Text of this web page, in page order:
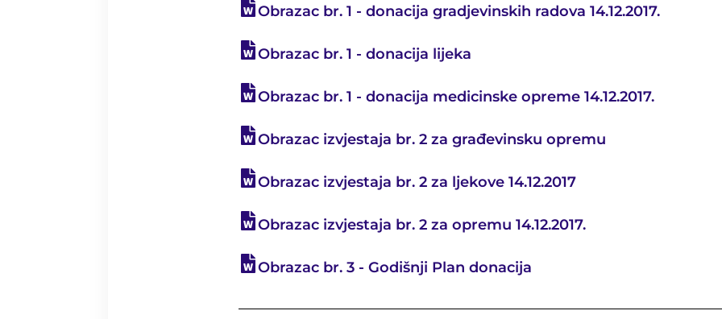
Obrazac br. 1 - donacija gradjevinskih radova 14.12.2017.
Obrazac br. 1 - donacija lijeka
Obrazac br. 1 - donacija medicinske opreme 14.12.2017.
Obrazac izvjestaja br. 2 za građevinsku opremu
Obrazac izvjestaja br. 2 za ljekove 14.12.2017
Obrazac izvjestaja br. 2 za opremu 14.12.2017.
Obrazac br. 3 - Godišnji Plan donacija